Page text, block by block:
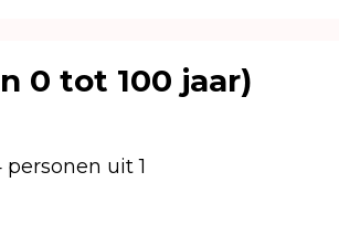
0 tot 100 jaar)
uit 1